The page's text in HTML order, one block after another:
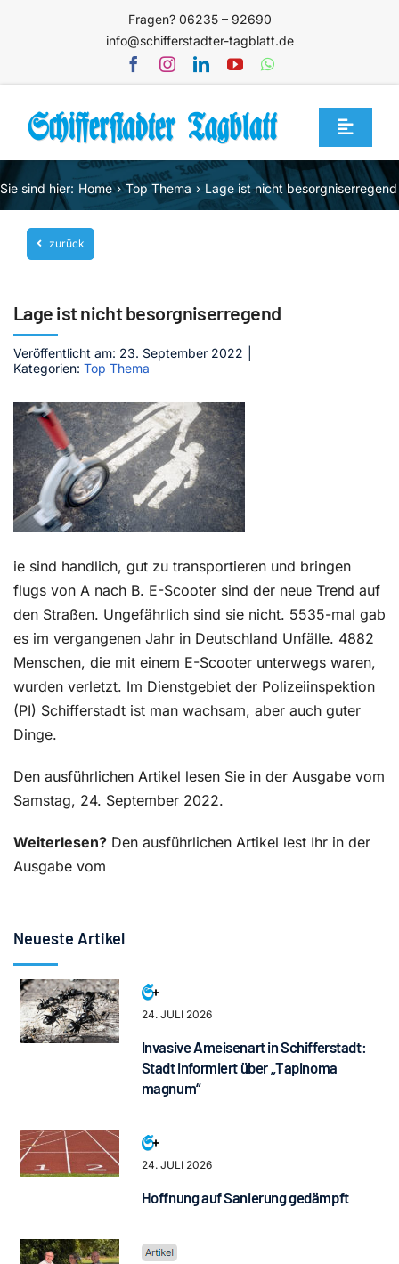
Fragen? 06235 – 92690
info@schifferstadter-tagblatt.de
Toggle
Home
Themen
Blog
Service
Mediathek
Kontakt
Sie sind hier: Home Top Thema Lage ist nicht besorgniserregend
zurück
Lage ist nicht besorgniserregend
Veröffentlicht am: 23. September 2022
Kategorien: Top Thema
ie sind handlich, gut zu transportieren und bringen
flugs von A nach B. E-Scooter sind der neue Trend auf
den Straßen. Ungefährlich sind sie nicht. 5535-mal gab
es im vergangenen Jahr in Deutschland Unfälle. 4882
Menschen, die mit einem E-Scooter unterwegs waren,
wurden verletzt. Im Dienstgebiet der Polizeiinspektion
(PI) Schifferstadt ist man wachsam, aber auch guter
Dinge.
Den ausführlichen Artikel lesen Sie in der Ausgabe vom
Samstag, 24. September 2022.
Weiterlesen? Den ausführlichen Artikel lest Ihr in der
Ausgabe vom
Neueste Artikel
24. JULI 2026
Invasive Ameisenart in Schifferstadt:
Stadt informiert über „Tapinoma
magnum“
24. JULI 2026
Hoffnung auf Sanierung gedämpft